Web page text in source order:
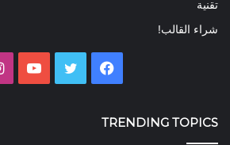
تقنية
شراء القالب!
فيسبوك تويتر
TRENDING TOPICS